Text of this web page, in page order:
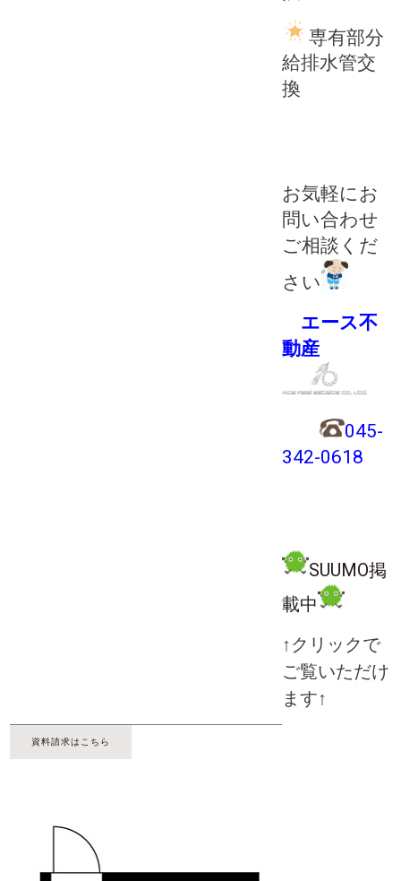
専有部分
給排水管交
換
お気軽にお
問い合わせ
ご相談くだ
さい
エース不
動産
045-
342-0618
SUUMO掲
載中
↑クリックで
ご覧いただけ
ます↑
資料請求はこちら